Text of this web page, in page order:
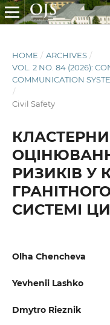
HOME / ARCHIVES /
VOL. 2 NO. 84 (2026):
COMMUNICATION
/
Civil Safety
РИЗИКІВ У
СИСТЕМІ
Olha Chencheva
Yevhenii Lashko
Dmytro Rieznik